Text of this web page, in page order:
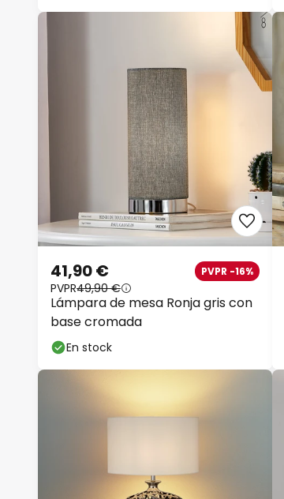
Lámpara de mesa Ronja gris con
base cromada
41,90 € PVPR -16%
PVPR49,90 €
En stock